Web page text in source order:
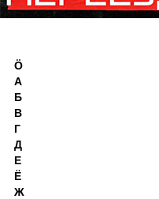
Ö
А
Б
В
Г
Д
Е
Ё
Ж